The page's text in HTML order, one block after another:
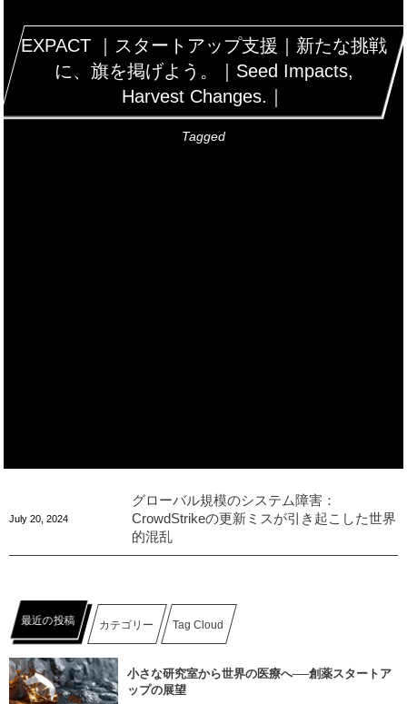
EXPACT ｜スタートアップ支援｜新たな挑戦
に、旗を掲げよう。｜Seed Impacts,
Harvest Changes.｜
Tagged
July 20, 2024
グローバル規模のシステム障害：
CrowdStrikeの更新ミスが引き起こした世界
的混乱
最近の投稿 カテゴリー Tag Cloud
小さな研究室から世界の医療へ──創薬スタートア
ップの展望